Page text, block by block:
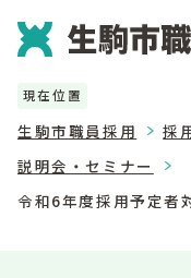
現在位置
生駒市職員採用 採
説明会・セミナー
令和6年度採用予定